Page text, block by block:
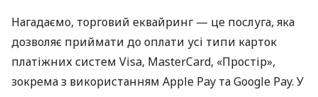
Нагадаємо, торговий еквайринг — це послуга, яка
дозволяє приймати до оплати усі типи карток
платіжних систем Visa, MasterCard, «Простір»,
зокрема з використанням Apple Pay та Google Pay. У